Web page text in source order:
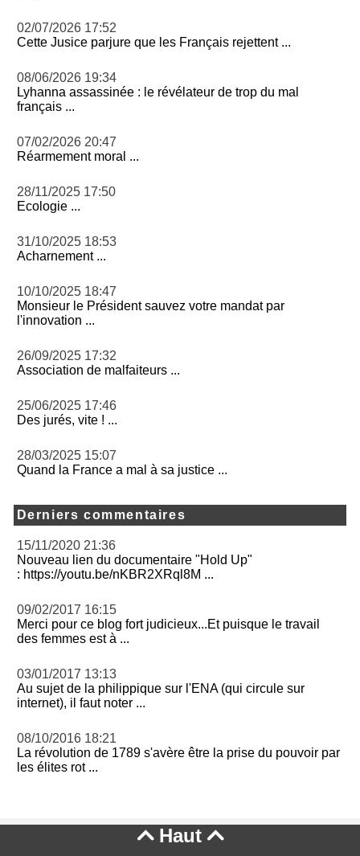
02/07/2026 17:52
Cette Jusice parjure que les Français rejettent ...
08/06/2026 19:34
Lyhanna assassinée : le révélateur de trop du mal
français ...
07/02/2026 20:47
Réarmement moral ...
28/11/2025 17:50
Ecologie ...
31/10/2025 18:53
Acharnement ...
10/10/2025 18:47
Monsieur le Président sauvez votre mandat par
l'innovation ...
26/09/2025 17:32
Association de malfaiteurs ...
25/06/2025 17:46
Des jurés, vite ! ...
28/03/2025 15:07
Quand la France a mal à sa justice ...
Derniers commentaires
15/11/2020 21:36
Nouveau lien du documentaire "Hold Up"
: https://youtu.be/nKBR2XRql8M ...
09/02/2017 16:15
Merci pour ce blog fort judicieux...Et puisque le travail
des femmes est à ...
03/01/2017 13:13
Au sujet de la philippique sur l'ENA (qui circule sur
internet), il faut noter ...
08/10/2016 18:21
La révolution de 1789 s'avère être la prise du pouvoir par
les élites rot ...
Haut 